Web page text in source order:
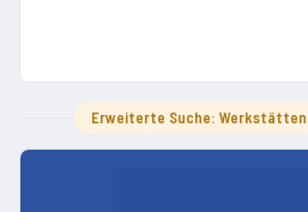
Erweiterte Suche: Werkstätten